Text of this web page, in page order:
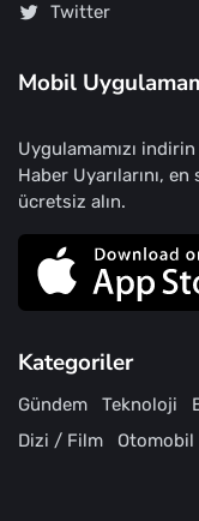
Twitter
Mobil
Uygulamamızı
Haber Uyarılarını,
ücretsiz alın.
Kategoriler
Gündem Teknoloji
Dizi / Film
Otomobil